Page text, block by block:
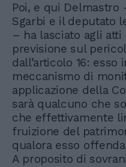
Poi, e qui Delmastro
Sgarbi e il deputato
– ha lasciato agli
previsione sul
dall’articolo 16:
meccanismo di
applicazione della
sarà qualcuno che
che effettivamente
fruizione del
qualora esso
A proposito di